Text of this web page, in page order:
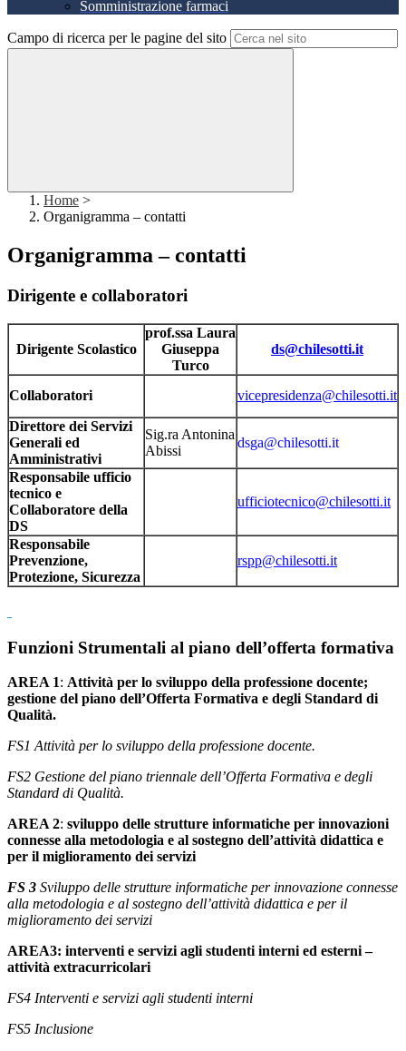
Somministrazione farmaci
Campo di ricerca per le pagine del sito
Home >
Organigramma – contatti
Organigramma – contatti
Dirigente e collaboratori
Dirigente Scolastico
prof.ssa Laura
Giuseppa
Turco
ds@chilesotti.it
Collaboratori
vicepresidenza@chilesotti.it
Direttore dei Servizi
Generali ed
Amministrativi
Sig.ra Antonina
Abissi
dsga@chilesotti.it
Responsabile ufficio
tecnico e
Collaboratore della
DS
ufficiotecnico@chilesotti.it
Responsabile
Prevenzione,
Protezione, Sicurezza
rspp@chilesotti.it
Funzioni Strumentali al piano dell’offerta formativa
AREA 1: Attività per lo sviluppo della professione docente;
gestione del piano dell’Offerta Formativa e degli Standard di
Qualità.
FS1 Attività per lo sviluppo della professione docente.
FS2 Gestione del piano triennale dell’Offerta Formativa e degli
Standard di Qualità.
AREA 2: sviluppo delle strutture informatiche per innovazioni
connesse alla metodologia e al sostegno dell’attività didattica e
per il miglioramento dei servizi
FS 3 Sviluppo delle strutture informatiche per innovazione connesse
alla metodologia e al sostegno dell’attività didattica e per il
miglioramento dei servizi
AREA3: interventi e servizi agli studenti interni ed esterni –
attività extracurricolari
FS4 Interventi e servizi agli studenti interni
FS5 Inclusione